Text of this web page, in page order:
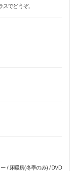
でどうぞ。
/ 床暖房(冬季のみ) / DVD